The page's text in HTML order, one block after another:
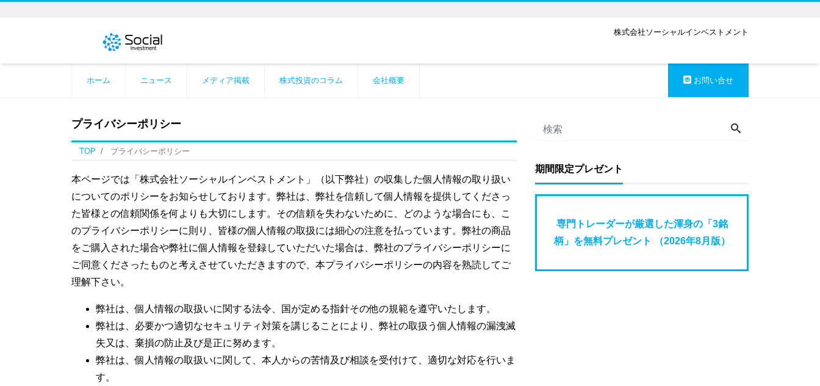
株式会社ソーシャルインベストメント
ホーム ニュース メディア掲載 株式投資のコラム 会社概要 お問い合せ
プライバシーポリシー
TOP プライバシーポリシー
本ページでは「株式会社ソーシャルインベストメント」（以下弊社）の収集した個人情報の取り扱い
についてのポリシーをお知らせしております。弊社は、弊社を信頼して個人情報を提供してくださっ
た皆様との信頼関係を何よりも大切にします。その信頼を失わないために、どのような場合にも、こ
のプライバシーポリシーに則り、皆様の個人情報の取扱には細心の注意を払っています。弊社の商品
をご購入された場合や弊社に個人情報を登録していただいた場合は、弊社のプライバシーポリシーに
ご同意くださったものと考えさせていただきますので、本プライバシーポリシーの内容を熟読してご
理解下さい。
弊社は、個人情報の取扱いに関する法令、国が定める指針その他の規範を遵守いたします。
弊社は、必要かつ適切なセキュリティ対策を講じることにより、弊社の取扱う個人情報の漏洩滅
失又は、棄損の防止及び是正に努めます。
弊社は、個人情報の取扱いに関して、本人からの苦情及び相談を受付けて、適切な対応を行いま
す。
期間限定プレゼント
専門トレーダーが厳選した渾身の「3銘
柄」を無料プレゼント （2026年8月版）